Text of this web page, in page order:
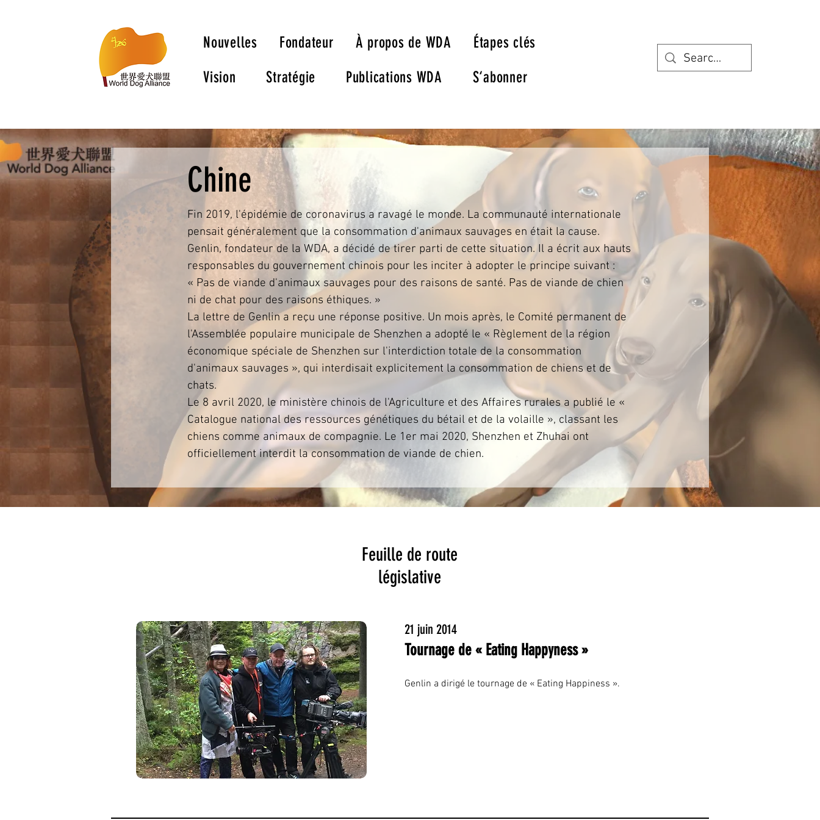
Nouvelles Fondateur À propos de WDA
Étapes clés
Vision
Stratégie Publications WDA S‘abonner
Chine
Fin 2019, l'épidémie de coronavirus a ravagé le monde. La communauté internationale
pensait généralement que la consommation d'animaux sauvages en était la cause.
Genlin, fondateur de la WDA, a décidé de tirer parti de cette situation. Il a écrit aux hauts
responsables du gouvernement chinois pour les inciter à adopter le principe suivant :
« Pas de viande d'animaux sauvages pour des raisons de santé. Pas de viande de chien
ni de chat pour des raisons éthiques. »
La lettre de Genlin a reçu une réponse positive. Un mois après, le Comité permanent de
l'Assemblée populaire municipale de Shenzhen a adopté le « Règlement de la région
économique spéciale de Shenzhen sur l'interdiction totale de la consommation
d'animaux sauvages », qui interdisait explicitement la consommation de chiens et de
chats.
Le 8 avril 2020, le ministère chinois de l'Agriculture et des Affaires rurales a publié le «
Catalogue national des ressources génétiques du bétail et de la volaille », classant les
chiens comme animaux de compagnie. Le 1er mai 2020, Shenzhen et Zhuhai ont
officiellement interdit la consommation de viande de chien.
Feuille de route
législative
21 juin 2014
Tournage de « Eating Happyness »
Genlin a dirigé le tournage de « Eating Happiness ».